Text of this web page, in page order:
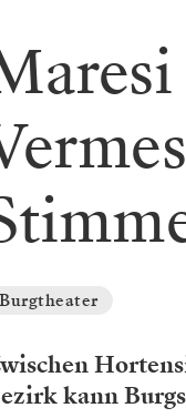
Burgtheater
kann